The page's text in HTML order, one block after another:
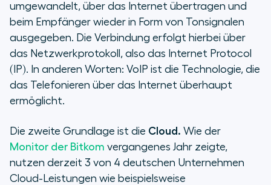
umgewandelt, über das Internet übertragen und
beim Empfänger wieder in Form von Tonsignalen
ausgegeben. Die Verbindung erfolgt hierbei über
das Netzwerkprotokoll, also das Internet Protocol
(IP). In anderen Worten: VoIP ist die Technologie, die
das Telefonieren über das Internet überhaupt
ermöglicht.
Die zweite Grundlage ist die Cloud. Wie der
Monitor der Bitkom vergangenes Jahr zeigte,
nutzen derzeit 3 von 4 deutschen Unternehmen
Cloud-Leistungen wie beispielsweise